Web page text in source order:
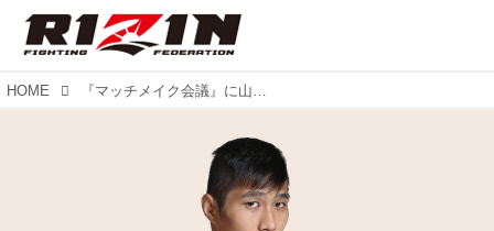
HOME 『マッチメイク会議』に山本アーセンの参戦が決定‼︎